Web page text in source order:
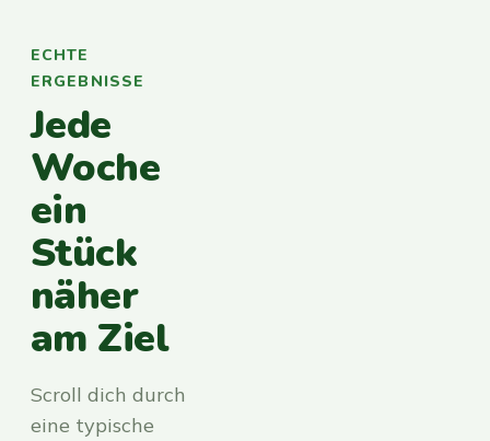
ECHTE
ERGEBNISSE
Jede
Woche
ein
Stück
näher
am Ziel
Scroll dich durch
eine typische